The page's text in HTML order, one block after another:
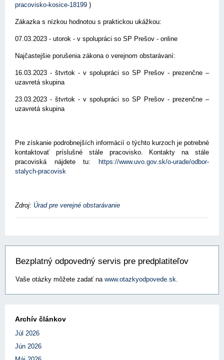
pracovisko-kosice-18199 )
Zákazka s nízkou hodnotou s praktickou ukážkou:
07.03.2023 - utorok - v spolupráci so SP Prešov - online
Najčastejšie porušenia zákona o verejnom obstarávaní:
16.03.2023 - štvrtok - v spolupráci so SP Prešov - prezenčne –
uzavretá skupina
23.03.2023 - štvrtok - v spolupráci so SP Prešov - prezenčne –
uzavretá skupina
Pre získanie podrobnejších informácií o týchto kurzoch je potrebné
kontaktovať príslušné stále pracovisko. Kontakty na stále
pracoviská nájdete tu: https://www.uvo.gov.sk/o-urade/odbor-
stalych-pracovisk
Zdroj: Úrad pre verejné obstarávanie
Bezplatný odpovedný servis pre predplatiteľov
Vaše otázky môžete zadať na www.otazkyodpovede.sk
Archív článkov
Júl 2026
Jún 2026